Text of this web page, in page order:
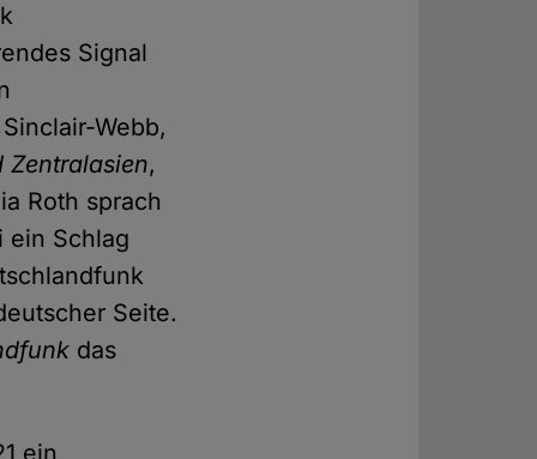
Signal
Webb,
Zentralasien,
Roth sprach
ein Schlag
Seite.
das